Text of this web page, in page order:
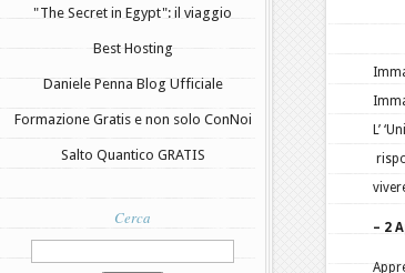
"The Secret in Egypt": il viaggio
Best Hosting
Daniele Penna Blog Ufficiale
Formazione Gratis e non solo ConNoi
Salto Quantico GRATIS
Cerca
L’
– 2